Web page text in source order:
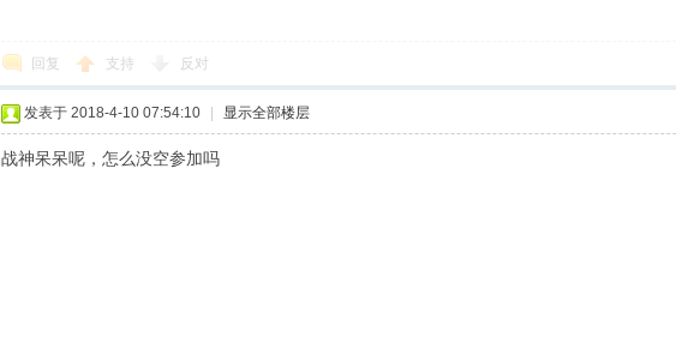
回复 支持 反对
发表于 2018-4-10 07:54:10 显示全部楼层
战神呆呆呢，怎么没空参加吗